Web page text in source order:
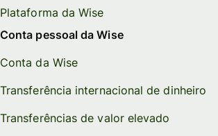
Plataforma da Wise
Conta pessoal da Wise
Conta da Wise
Transferência internacional de dinheiro
Transferências de valor elevado